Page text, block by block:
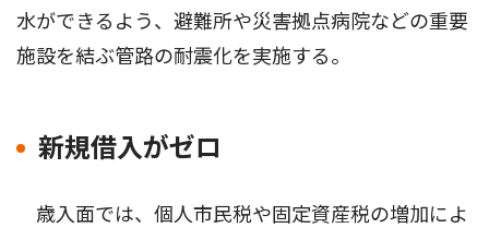
水ができるよう、避難所や災害拠点病院などの重要
施設を結ぶ管路の耐震化を実施する。
新規借入がゼロ
歳入面では、個人市民税や固定資産税の増加によ